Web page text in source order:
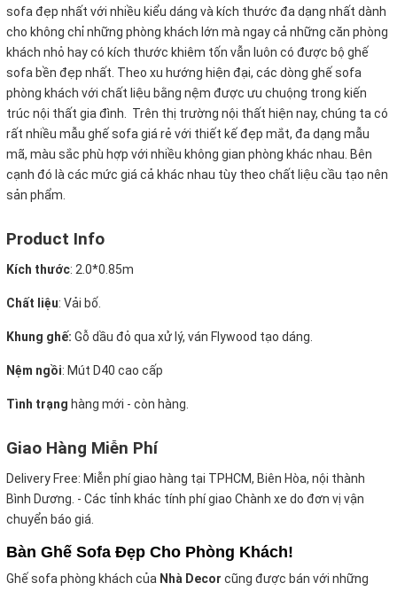
sofa đẹp nhất với nhiều kiểu dáng và kích thước đa dạng nhất dành
cho không chỉ những phòng khách lớn mà ngay cả những căn phòng
khách nhỏ hay có kích thước khiêm tốn vẫn luôn có được bộ ghế
sofa bền đẹp nhất. Theo xu hướng hiện đại, các dòng ghế sofa
phòng khách với chất liệu bằng nệm được ưu chuộng trong kiến
trúc nội thất gia đình. Trên thị trường nội thất hiện nay, chúng ta có
rất nhiều mẫu ghế sofa giá rẻ với thiết kế đẹp mắt, đa dạng mẫu
mã, màu sắc phù hợp với nhiều không gian phòng khác nhau. Bên
cạnh đó là các mức giá cả khác nhau tùy theo chất liệu cầu tạo nên
sản phẩm.
Product Info
Kích thước: 2.0*0.85m
Chất liệu: Vải bố.
Khung ghế: Gỗ dầu đỏ qua xử lý, ván Flywood tạo dáng.
Nệm ngồi: Mút D40 cao cấp
Tình trạng hàng mới - còn hàng.
Giao Hàng Miễn Phí
Delivery Free: Miễn phí giao hàng tại TPHCM, Biên Hòa, nội thành
Bình Dương. - Các tỉnh khác tính phí giao Chành xe do đơn vị vận
chuyển báo giá.
Bàn Ghế Sofa Đẹp Cho Phòng Khách!
Ghế sofa phòng khách của Nhà Decor cũng được bán với những